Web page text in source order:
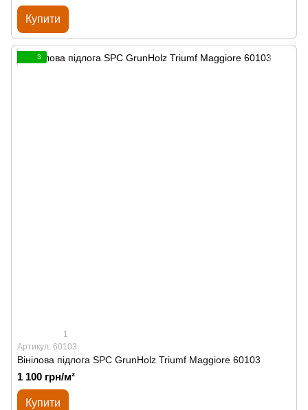
Купити
3
1
Артикул: 60103
Вінілова підлога SPС GrunHolz Triumf Maggiore 60103
1 100 грн/м²
Купити